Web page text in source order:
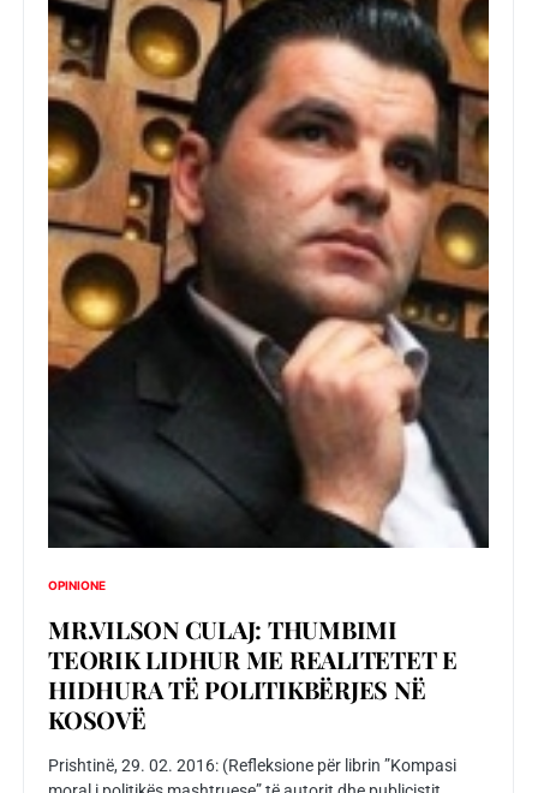
OPINIONE
MR.VILSON CULAJ: THUMBIMI
TEORIK LIDHUR ME REALITETET E
HIDHURA TË POLITIKBËRJES NË
KOSOVË
Prishtinë, 29. 02. 2016: (Refleksione për librin ”Kompasi